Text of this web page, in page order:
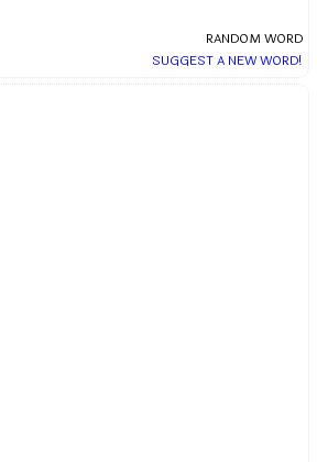
RANDOM WORD
SUGGEST A NEW WORD!